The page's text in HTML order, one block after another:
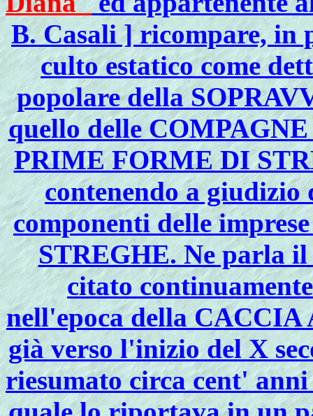
B. Casali ] ricompare, in
culto estatico come
popolare della
quello delle
PRIME FORME DI
contenendo a
componenti delle
STREGHE. Ne parla
citato
nell'epoca della
già verso l'inizio del X
riesumato circa cent'